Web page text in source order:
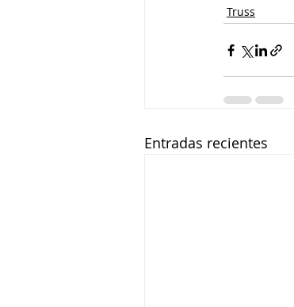
Truss
Entradas recientes